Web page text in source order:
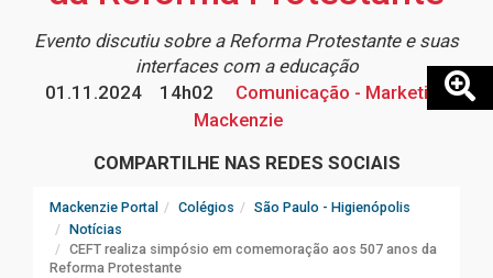
Evento discutiu sobre a Reforma Protestante e suas
interfaces com a educação
01.11.2024
14h02
Comunicação - Marketing
Mackenzie
COMPARTILHE NAS REDES SOCIAIS
Mackenzie Portal Colégios
São Paulo - Higienópolis
Notícias
CEFT realiza simpósio em comemoração aos 507 anos da
Reforma Protestante